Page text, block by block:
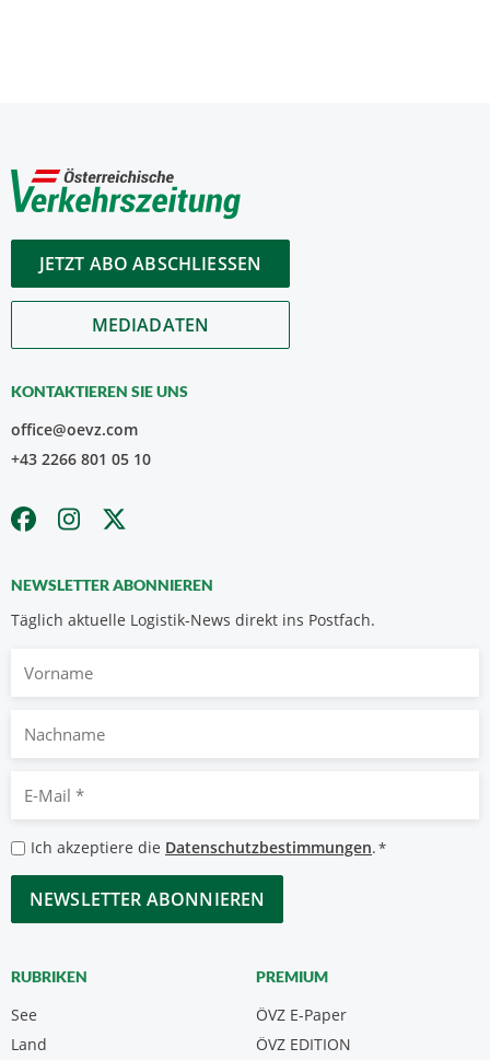
JETZT ABO ABSCHLIESSEN
MEDIADATEN
KONTAKTIEREN SIE UNS
office@oevz.com
+43 2266 801 05 10
NEWSLETTER ABONNIEREN
Täglich aktuelle Logistik-News direkt ins Postfach.
Vorname
Nachname
Mail
*
Datenschutzbestimmungen
*
Ich akzeptiere die Datenschutzbestimmungen.*
CAPTCHA
RUBRIKEN
See
Land
PREMIUM
ÖVZ E-Paper
ÖVZ EDITION